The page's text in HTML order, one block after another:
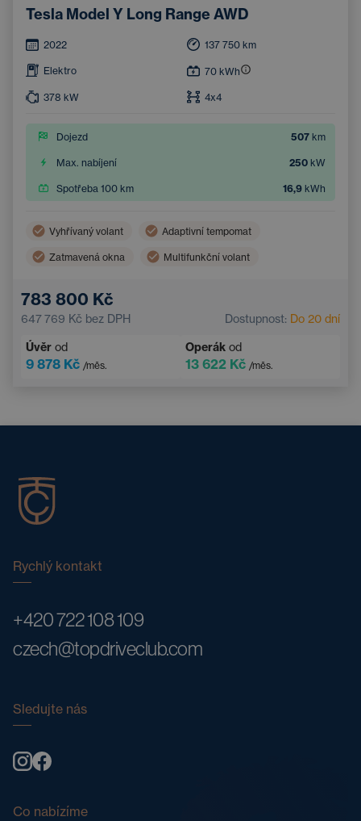
Tesla Model Y Long Range AWD
2022 137 750 km
Elektro 70 kWh
378 kW 4x4
Dojezd 507 km
Max. nabíjení 250 kW
Spotřeba 100 km 16,9 kWh
Vyhřívaný volant Adaptivní tempomat
Zatmavená okna Multifunkční volant
Elektrické ovládání kufru
783 800 Kč
647 769 Kč bez DPH Dostupnost: Do 20 dní
Úvěr od
9 878 Kč /měs.
Operák od
13 622 Kč /měs.
Rychlý kontakt
+420 722 108 109
czech@topdriveclub.com
Sledujte nás
Co nabízíme